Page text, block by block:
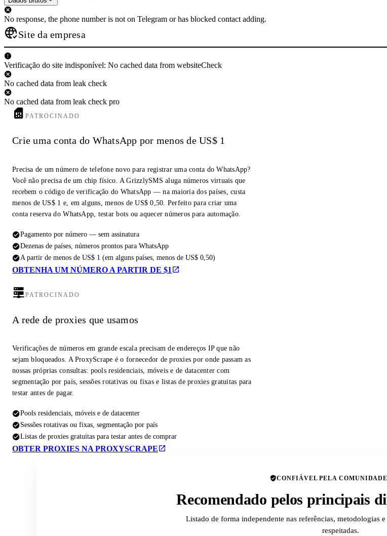
No response, the phone number is not on Telegram or has blocked contact adding.
Site da empresa
Verificação do site indisponível: No cached data from websiteCheck
No cached data from leak check
No cached data from leak check pro
PATROCINADO
Crie uma conta do WhatsApp por menos de US$ 1
Precisa de um número de telefone novo para registrar uma conta do WhatsApp?
Você não precisa de um chip físico. A GrizzlySMS aluga números virtuais que
recebem o código de verificação do WhatsApp — na maioria dos países, custa
menos de US$ 1 e, em alguns, menos de US$ 0,50. Perfeito para criar uma
conta reserva do WhatsApp, testar bots ou aquecer números para automação.
Pagamento por número — sem assinatura
Dezenas de países, números prontos para WhatsApp
A partir de menos de US$ 1 (em alguns países, menos de US$ 0,50)
OBTENHA UM NÚMERO A PARTIR DE $1
PATROCINADO
A rede de proxies que usamos
Verificações de números em grande escala precisam de endereços IP que não
sejam bloqueados. A ProxyScrape é o fornecedor de proxies por onde passam as
nossas próprias consultas: pools residenciais, móveis e de datacenter com
segmentação por país, sessões rotativas ou fixas e listas de proxies gratuitas para
testar antes de pagar.
Pools residenciais, móveis e de datacenter
Sessões rotativas ou fixas, segmentação por país
Listas de proxies gratuitas para testar antes de comprar
OBTER PROXIES NA PROXYSCRAPE
CONFIÁVEL PELA
Recomendado pelos principais
Listado de forma independente nas referências, metodologias
respeitadas.